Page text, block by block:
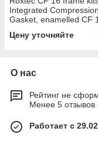
Integrated Compression
Gasket, enamelled CF
Цену уточняйте
О нас
Рейтинг не
Менее 5 отзывов
Работает с